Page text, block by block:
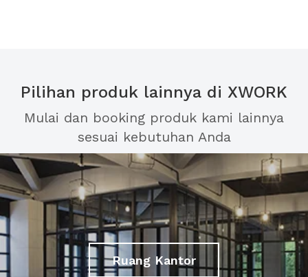
Pilihan produk lainnya di XWORK
Mulai dan booking produk kami lainnya
sesuai kebutuhan Anda
Ruang Kantor